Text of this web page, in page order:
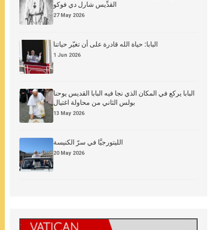
القدِّيس شارل دي فوكو
27 May 2026
البابا: حياة الله قادرة على أن تغيّر حياتنا
1 Jun 2026
البابا يركع في المكان الذي نجا فيه البابا القديس يوحنا
بولس الثاني من محاولة اغتيال
13 May 2026
الليتورجيَّا في سرّ الكنيسة
20 May 2026